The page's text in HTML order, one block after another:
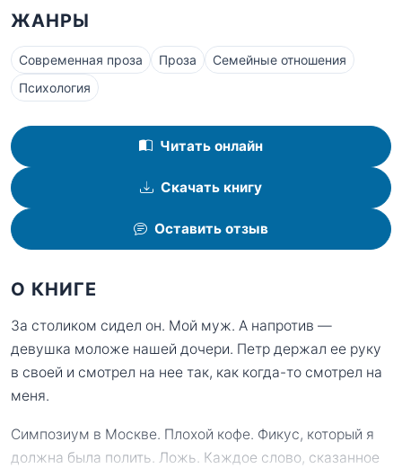
ЖАНРЫ
Современная проза Проза
Семейные отношения
Психология
Читать онлайн
Скачать книгу
Оставить отзыв
О КНИГЕ
За столиком сидел он. Мой муж. А напротив —
девушка моложе нашей дочери. Петр держал ее руку
в своей и смотрел на нее так, как когда-то смотрел на
меня.
Симпозиум в Москве. Плохой кофе. Фикус, который я
должна была полить. Ложь. Каждое слово, сказанное